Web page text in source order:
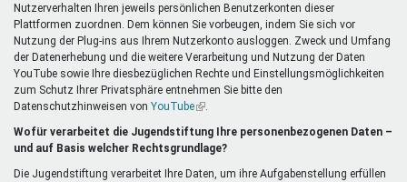
Nutzerverhalten Ihren jeweils persönlichen Benutzerkonten dieser
Plattformen zuordnen. Dem können Sie vorbeugen, indem Sie sich vor
Nutzung der Plug-ins aus Ihrem Nutzerkonto ausloggen. Zweck und Umfang
der Datenerhebung und die weitere Verarbeitung und Nutzung der Daten
YouTube sowie Ihre diesbezüglichen Rechte und Einstellungsmöglichkeiten
zum Schutz Ihrer Privatsphäre entnehmen Sie bitte den
Datenschutzhinweisen von YouTube(Link
extern)
Wofür verarbeitet die Jugendstiftung Ihre personenbezogenen Daten –
und auf Basis welcher Rechtsgrundlage?
Die Jugendstiftung verarbeitet Ihre Daten, um ihre Aufgabenstellung erfüllen